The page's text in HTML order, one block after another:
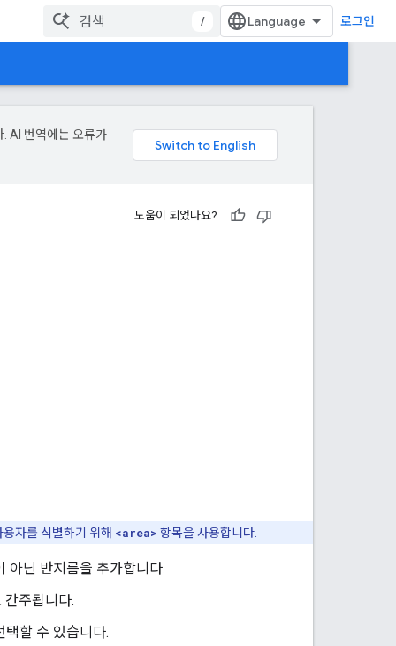
/ 로그인
AI 번역에는 오류가
도움이 되었나요?
자를 식별하기 위해 <area> 항목을 사용합니다.
아닌 반지름을 추가합니다.
주됩니다.
할 수 있습니다.